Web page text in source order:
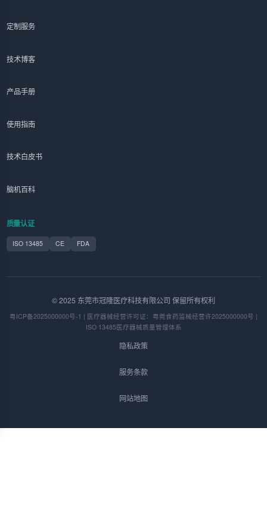
定制服务
技术博客
产品手册
使用指南
技术白皮书
脑机百科
质量认证
ISO 13485 CE FDA
© 2025 东莞市冠隆医疗科技有限公司 保留所有权利
粤ICP备2025000000号-1 | 医疗器械经营许可证：粤莞食药监械经营许2025000000号 |
ISO 13485医疗器械质量管理体系
隐私政策
服务条款
网站地图